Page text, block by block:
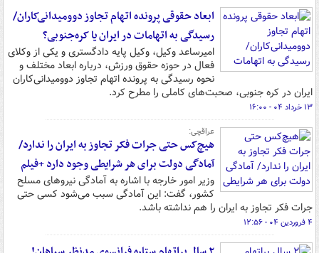
ابعاد حقوقی پرونده اتهام تجاوز دوومیدانی‌کاران/
رسیدگی به اتهامات در ایران یا کره‌جنوبی؟
امیرساعد وکیل، وکیل پایه دادگستری و یکی از وکلای
فعال در حوزه حقوق ورزش، درباره ابعاد مختلف و
نحوه رسیدگی به پرونده اتهام تجاوز دوومیدانی‌کاران
ایران در کره جنوبی، صحبت‌های کاملی را مطرح کرد.
۱۳ خرداد ۰۴ - ۱۶:۰۰
عراقچی:
هیچ‌کس حتی جرات فکر تجاوز به ایران را ندارد/
آمادگی دولت برای هر شرایطی وجود دارد +فیلم
وزیر امور خارجه با اشاره به آمادگی نیروهای مسلح
کشور، گفت: این آمادگی سبب می‌شود کسی حتی
جرات فکر تجاوز به ایران را هم نداشته باشد.
۴ فروردین ۰۴ - ۱۲:۵۶